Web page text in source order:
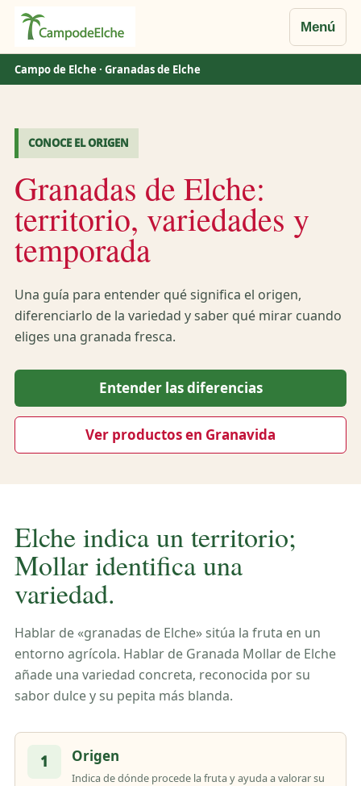
Menú
Saltar
al
Campo de Elche · Granadas de Elche
CONOCE EL ORIGEN
Granadas de Elche:
territorio, variedades y
temporada
Una guía para entender qué significa el origen,
diferenciarlo de la variedad y saber qué mirar cuando
eliges una granada fresca.
Entender las diferencias
Ver productos en Granavida
Elche indica un territorio;
Mollar identifica una
variedad.
Hablar de «granadas de Elche» sitúa la fruta en un
entorno agrícola. Hablar de Granada Mollar de Elche
añade una variedad concreta, reconocida por su
sabor dulce y su pepita más blanda.
1 Origen
Indica de dónde procede la fruta y ayuda a valorar su